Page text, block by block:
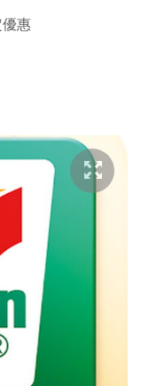
惠